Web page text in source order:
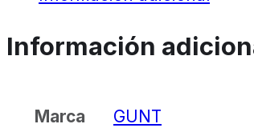
Información
Marca GUNT